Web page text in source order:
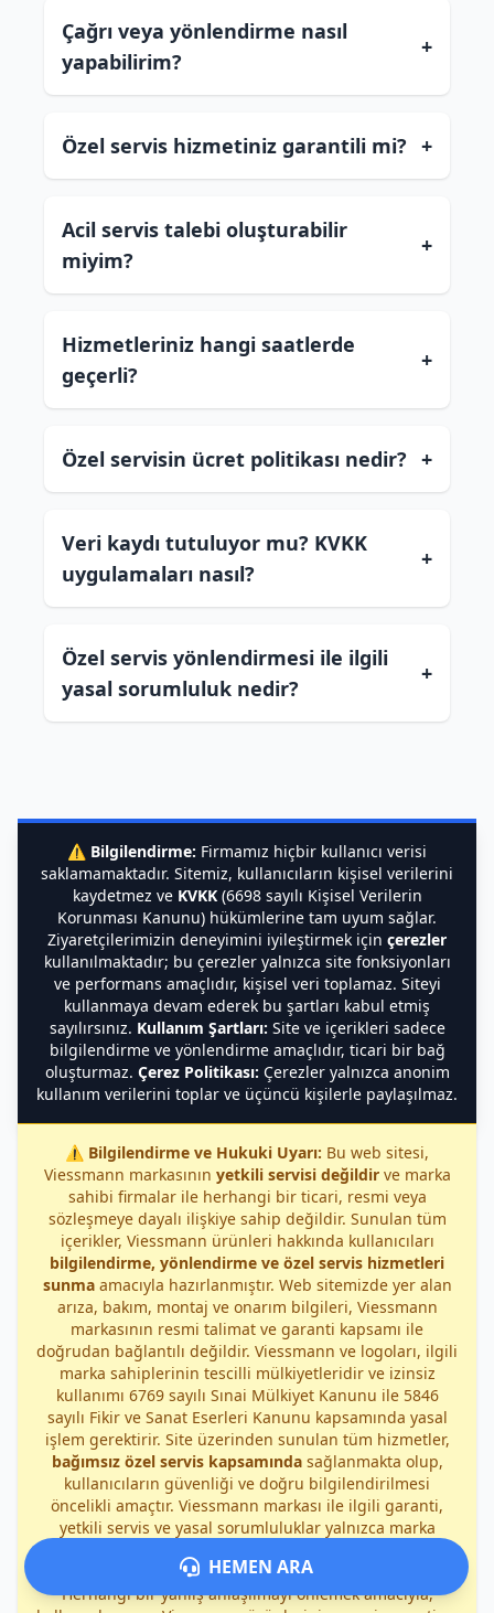
Çağrı veya yönlendirme nasıl
yapabilirim?
+
Özel servis hizmetiniz garantili mi? +
Acil servis talebi oluşturabilir
miyim?
+
Hizmetleriniz hangi saatlerde
geçerli?
+
Özel servisin ücret politikası nedir? +
Veri kaydı tutuluyor mu? KVKK
uygulamaları nasıl?
+
Özel servis yönlendirmesi ile ilgili
yasal sorumluluk nedir?
+
⚠️ Bilgilendirme: Firmamız hiçbir kullanıcı verisi
saklamamaktadır. Sitemiz, kullanıcıların kişisel verilerini
kaydetmez ve KVKK(6698 sayılı Kişisel Verilerin
Korunması Kanunu) hükümlerine tam uyum sağlar.
Ziyaretçilerimizin deneyimini iyileştirmek için çerezler
kullanılmaktadır; bu çerezler yalnızca site fonksiyonları
ve performans amaçlıdır, kişisel veri toplamaz. Siteyi
kullanmaya devam ederek bu şartları kabul etmiş
sayılırsınız. Kullanım Şartları: Site ve içerikleri sadece
bilgilendirme ve yönlendirme amaçlıdır, ticari bir bağ
oluşturmaz. Çerez Politikası: Çerezler yalnızca anonim
kullanım verilerini toplar ve üçüncü kişilerle paylaşılmaz.
⚠️ Bilgilendirme ve Hukuki Uyarı: Bu web sitesi,
Viessmann markasının yetkili servisi değildirve marka
sahibi firmalar ile herhangi bir ticari, resmi veya
sözleşmeye dayalı ilişkiye sahip değildir. Sunulan tüm
içerikler, Viessmann ürünleri hakkında kullanıcıları
bilgilendirme, yönlendirme ve özel servis hizmetleri
sunmaamacıyla hazırlanmıştır. Web sitemizde yer alan
arıza, bakım, montaj ve onarım bilgileri, Viessmann
markasının resmi talimat ve garanti kapsamı ile
doğrudan bağlantılı değildir. Viessmann ve logoları, ilgili
marka sahiplerinin tescilli mülkiyetleridir ve izinsiz
kullanımı 6769 sayılı Sınai Mülkiyet Kanunu ile 5846
sayılı Fikir ve Sanat Eserleri Kanunu kapsamında yasal
işlem gerektirir. Site üzerinden sunulan tüm hizmetler,
bağımsız özel servis kapsamındasağlanmakta olup,
kullanıcıların güvenliği ve doğru bilgilendirilmesi
öncelikli amaçtır. Viessmann markası ile ilgili garanti,
yetkili servis ve yasal sorumluluklar yalnızca marka
sağlayıcılarımız bu kapsamda sorumluluk kabul etmez.
Herhangi bir yanlış anlaşılmayı önlemek amacıyla,
HEMEN ARA